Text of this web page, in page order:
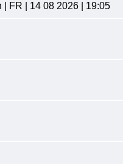
| FR | 14 08 2026 | 19:05